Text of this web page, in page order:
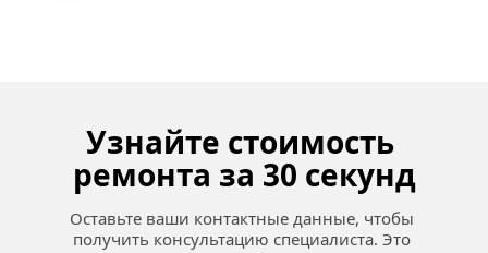
Узнайте стоимость
ремонта за 30 секунд
Оставьте ваши контактные данные, чтобы
получить консультацию специалиста. Это